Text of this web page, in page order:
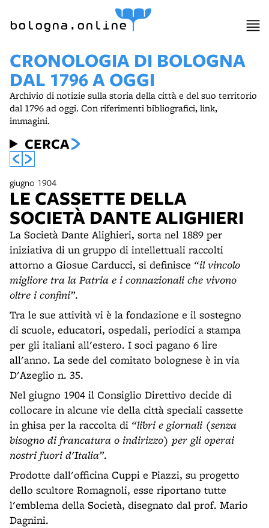
bologna.online
CRONOLOGIA DI BOLOGNA
DAL 1796 A OGGI
Archivio di notizie sulla storia della città e del suo territorio
dal 1796 ad oggi. Con riferimenti bibliografici, link,
immagini.
CERCA
giugno 1904
LE CASSETTE DELLA
SOCIETÀ DANTE ALIGHIERI
La Società Dante Alighieri, sorta nel 1889 per
iniziativa di un gruppo di intellettuali raccolti
attorno a Giosue Carducci, si definisce “il vincolo
migliore tra la Patria e i connazionali che vivono
oltre i confini”.
Tra le sue attività vi è la fondazione e il sostegno
di scuole, educatori, ospedali, periodici a stampa
per gli italiani all'estero. I soci pagano 6 lire
all'anno. La sede del comitato bolognese è in via
D'Azeglio n. 35.
Nel giugno 1904 il Consiglio Direttivo decide di
collocare in alcune vie della città speciali cassette
in ghisa per la raccolta di “libri e giornali (senza
bisogno di francatura o indirizzo) per gli operai
nostri fuori d'Italia”.
Prodotte dall'officina Cuppi e Piazzi, su progetto
dello scultore Romagnoli, esse riportano tutte
l'emblema della Società, disegnato dal prof. Mario
Dagnini.